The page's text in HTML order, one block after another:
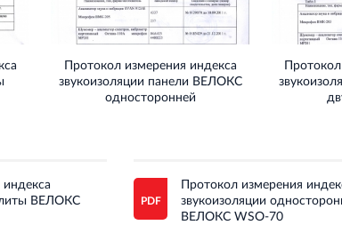
Протокол измерения индекса
звукоизоляции панели ВЕЛОКС
односторонней
индекса
ВЕЛОКС
Протокол измерения
звукоизоляции
ВЕЛОКС WSO-70